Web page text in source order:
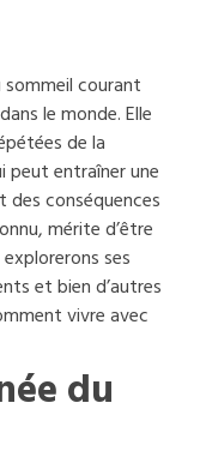
sommeil courant
le monde. Elle
de la
peut entraîner une
conséquences
mérite d’être
ses
et bien d’autres
vivre avec
du